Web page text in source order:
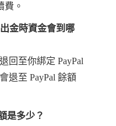
費。
金時資金會到哪
回至你綁定 PayPal
退至 PayPal 餘額
是多少？